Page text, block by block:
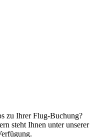
zu Ihrer Flug-Buchung?
steht Ihnen unter unserer